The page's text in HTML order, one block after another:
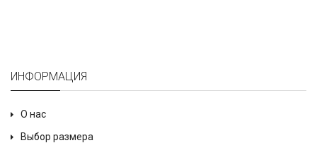
ИНФОРМАЦИЯ
О нас
Выбор размера